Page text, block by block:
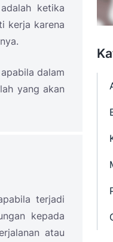
ketika
kerja karena
dalam
yang akan
terjadi
kepada
atau